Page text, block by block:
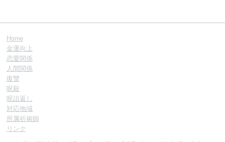
Home
金運向上
恋愛関係
人間関係
復讐
呪殺
呪詛返し
対応地域
所属祈祷師
リンク